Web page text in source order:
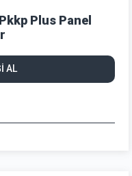
Plus Panel
AL